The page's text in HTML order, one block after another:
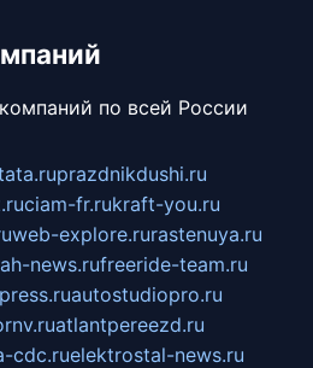
по всей России
prazdnikdushi.ru
ciam-fr.rukraft-you.ru
web-explore.rurastenuya.ru
news.rufreeride-team.ru
autostudiopro.ru
atlantpereezd.ru
cdc.ruelektrostal-news.ru